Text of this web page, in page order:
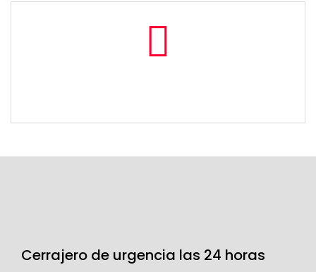
Cerrajero de urgencia las 24 horas